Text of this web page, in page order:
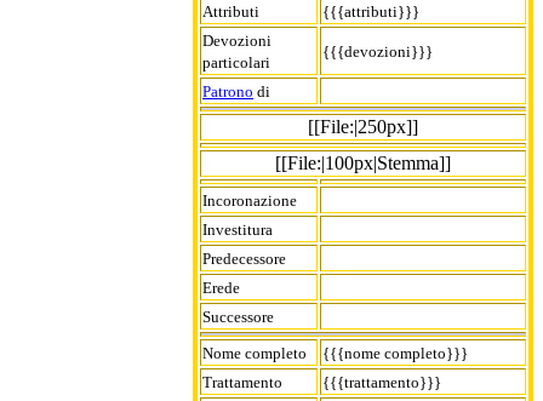
Attributi
{{{attributi}}}
Devozioni
particolari
{{{devozioni}}}
Patrono di
[[File:|250px]]
[[File:|100px|Stemma]]
Incoronazione
Investitura
Predecessore
Erede
Successore
Nome completo
{{{nome completo}}}
Trattamento
{{{trattamento}}}